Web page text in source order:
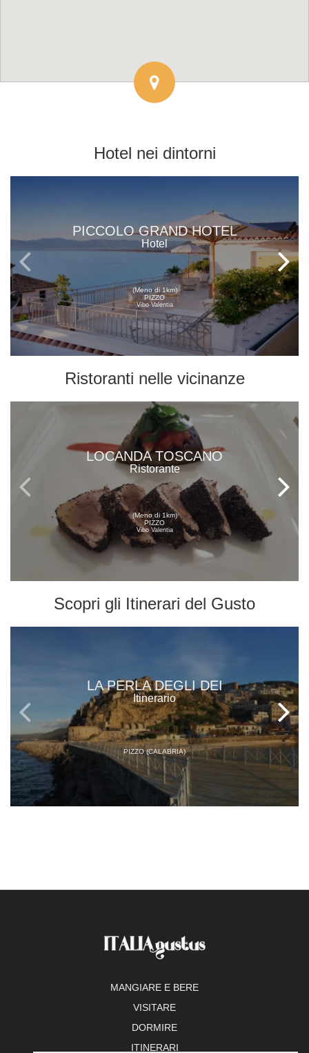
Hotel nei dintorni
PICCOLO GRAND HOTEL
Hotel
(Meno di 1km)
PIZZO
Vibo Valentia
Ristoranti nelle vicinanze
LOCANDA TOSCANO
Ristorante
(Meno di 1km)
PIZZO
Vibo Valentia
Scopri gli Itinerari del Gusto
LA PERLA DEGLI DEI
Itinerario
PIZZO (CALABRIA)
MANGIARE E BERE
VISITARE
DORMIRE
ITINERARI